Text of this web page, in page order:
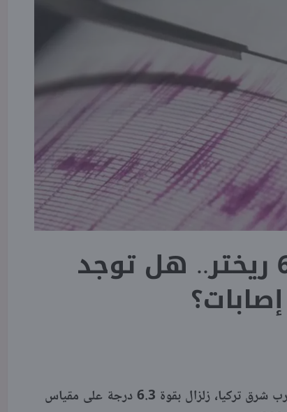
زلزال تركيا بقوة 6.3 ريختر.. هل توجد
أعلن مركز رصد الزلازل الأوروبي المتوسطي أنه قد ضرب شرق تركيا، زلزال بقوة 6.3 درجة على مقياس